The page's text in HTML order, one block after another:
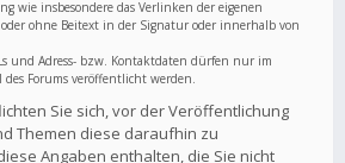
wie insbesondere das Verlinken der eigenen
oder ohne Beitext in der Signatur oder innerhalb von
und Adress- bzw. Kontaktdaten dürfen nur im
des Forums veröffentlicht werden.
Sie sich, vor der Veröffentlichung
Themen diese daraufhin zu
Angaben enthalten, die Sie nicht